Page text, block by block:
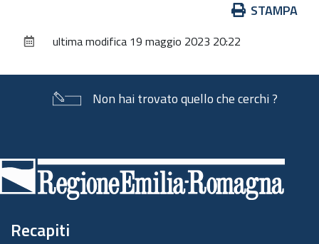
documento
STAMPA
ultima modifica 19 maggio 2023 20:22
Non hai trovato quello che cerchi ?
di
pagina
Recapiti